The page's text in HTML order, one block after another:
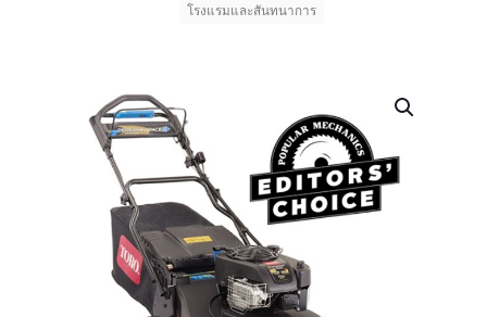
โรงแรมและสันทนาการ